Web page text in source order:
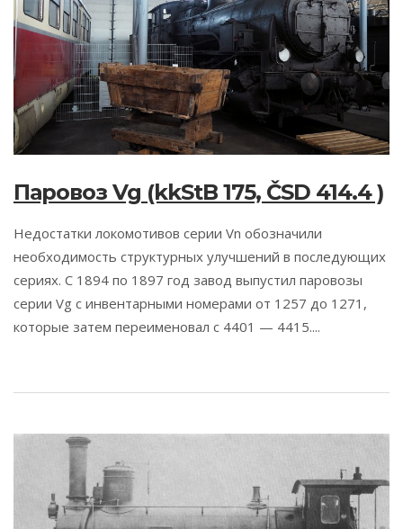
Паровоз Vg (kkStB 175, ČSD 414.4 )
Недостатки локомотивов серии Vn обозначили
необходимость структурных улучшений в последующих
сериях. С 1894 по 1897 год завод выпустил паровозы
серии Vg с инвентарными номерами от 1257 до 1271,
которые затем переименовал с 4401 — 4415....